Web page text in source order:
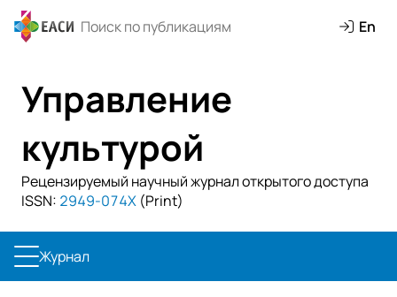
En
Управление
культурой
Рецензируемый научный журнал открытого доступа
ISSN: 2949-074X (Print)
Журнал